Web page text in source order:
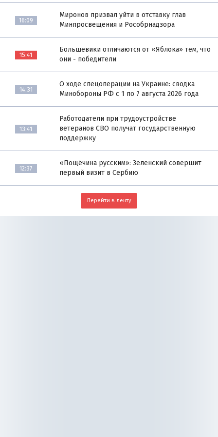
16:09
Миронов призвал уйти в отставку глав
Минпросвещения и Рособрнадзора
15:41
Большевики отличаются от «Яблока» тем, что
они - победители
14:31
О ходе спецоперации на Украине: сводка
Минобороны РФ с 1 по 7 августа 2026 года
13:41
Работодатели при трудоустройстве
ветеранов СВО получат государственную
поддержку
12:37
«Пощёчина русским»: Зеленский совершит
первый визит в Сербию
Перейти в ленту